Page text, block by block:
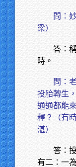
問：
梁）
答：
時。
問：
投胎轉生
通通都能
釋？（有
湛）
答：
有二：一